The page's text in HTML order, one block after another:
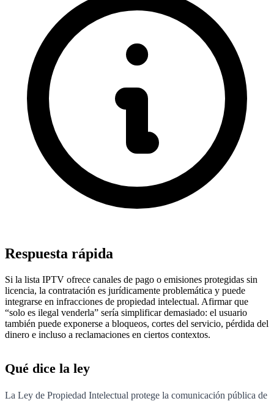
Respuesta rápida
Si la lista IPTV ofrece canales de pago o emisiones protegidas sin
licencia, la contratación es jurídicamente problemática y puede
integrarse en infracciones de propiedad intelectual. Afirmar que
“solo es ilegal venderla” sería simplificar demasiado: el usuario
también puede exponerse a bloqueos, cortes del servicio, pérdida del
dinero e incluso a reclamaciones en ciertos contextos.
Qué dice la ley
La Ley de Propiedad Intelectual protege la comunicación pública de